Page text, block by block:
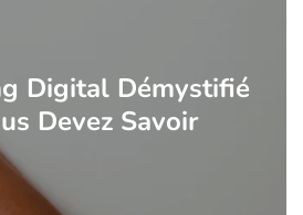
Digital Démystifié
Devez Savoir